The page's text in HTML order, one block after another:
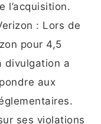
l’acquisition.
: Lors de
pour 4,5
divulgation a
aux
ses violations